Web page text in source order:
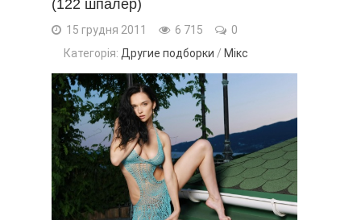
(122 шпалер)
15 грудня 2011 6 715
0
Категорія: Другие подборки / Мікс